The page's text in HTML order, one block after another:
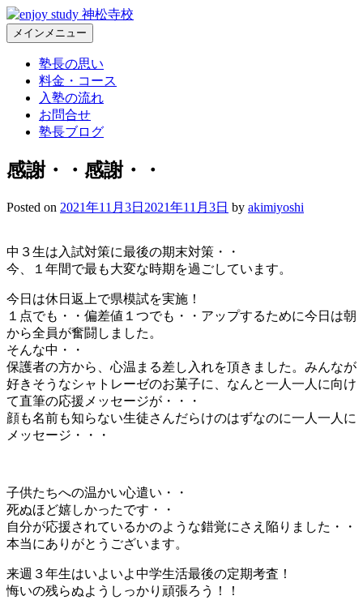
コ
ン
テ
プ
Enjoy Study 神松寺校 – 福岡市城南区神松寺の個別指導学習塾
福岡市城南区神松寺の個別指導学習塾。常に本気、常に熱血
の塾長が部活と勉強の両立を全力で応援します
メインメニュー
塾長の思い
料金・コース
入塾の流れ
お問合せ
塾長ブログ
感謝・・感謝・・
Posted on 2021年11月3日 2021年11月3日 by akimiyoshi
中３生は入試対策に最後の期末対策・・
今、１年間で最も大変な時期を過ごしています。
今日は休日返上で県模試を実施！
１点でも・・偏差値１つでも・・アップするために今日は朝
から全員が奮闘しました。
そんな中・・
保護者の方から、心温まる差し入れを頂きました。みんなが
好きそうなシャトレーゼのお菓子に、なんと一人一人に向け
て直筆の応援メッセージが・・・
顔も名前も知らない生徒さんだらけのはずなのに一人一人に
メッセージ・・・
子供たちへの温かい心遣い・・
死ぬほど嬉しかったです・・
自分が応援されているかのような錯覚にさえ陥りました・・
本当にありがとうございます。
来週３年生はいよいよ中学生活最後の定期考査！
悔いの残らぬようしっかり頑張ろう！！